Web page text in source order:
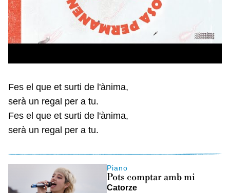
Fes el que et surti de l'ànima,
serà un regal per a tu.
Fes el que et surti de l'ànima,
serà un regal per a tu.
Piano
Pots comptar amb mi
Catorze